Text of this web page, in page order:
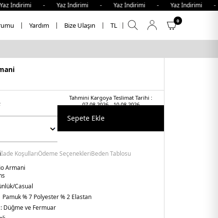
- Yaz İndirimi - Yaz İndirimi - Yaz İndirimi
Yardım Bize Ulaşın TL
0
Tahmini Kargoya Teslimat Tarihi :
07.08.2026 - 10.08.2026
Sepete Ekle
İade KoşullarıÖdeme SeçenekleriBeden Tablosu
Armani
Casual
Pamuk % 7 Polyester % 2 Elastan
Düğme ve Fermuar